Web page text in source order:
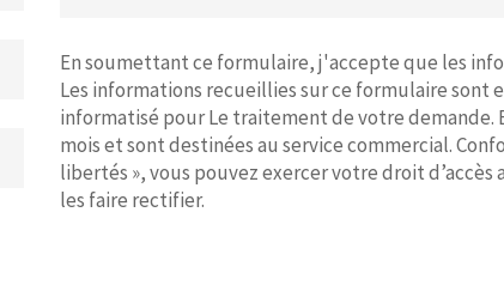
En soumettant ce formulaire, j'accepte que les
Les informations recueillies sur ce formulaire sont
informatisé pour Le traitement de votre demande.
mois et sont destinées au service commercial.
libertés », vous pouvez exercer votre droit d’accès
les faire rectifier.